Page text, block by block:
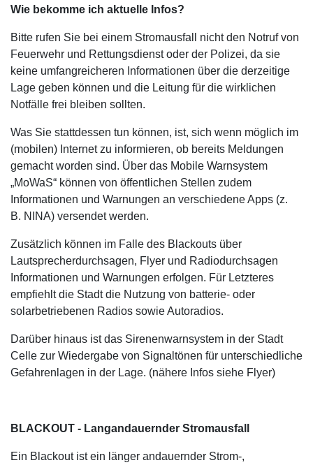
Wie bekomme ich aktuelle Infos?
Bitte rufen Sie bei einem Stromausfall nicht den Notruf von
Feuerwehr und Rettungsdienst oder der Polizei, da sie
keine umfangreicheren Informationen über die derzeitige
Lage geben können und die Leitung für die wirklichen
Notfälle frei bleiben sollten.
Was Sie stattdessen tun können, ist, sich wenn möglich im
(mobilen) Internet zu informieren, ob bereits Meldungen
gemacht worden sind. Über das Mobile Warnsystem
„MoWaS“ können von öffentlichen Stellen zudem
Informationen und Warnungen an verschiedene Apps (z.
B. NINA) versendet werden.
Zusätzlich können im Falle des Blackouts über
Lautsprecherdurchsagen, Flyer und Radiodurchsagen
Informationen und Warnungen erfolgen. Für Letzteres
empfiehlt die Stadt die Nutzung von batterie- oder
solarbetriebenen Radios sowie Autoradios.
Darüber hinaus ist das Sirenenwarnsystem in der Stadt
Celle zur Wiedergabe von Signaltönen für unterschiedliche
Gefahrenlagen in der Lage. (nähere Infos siehe Flyer)
BLACKOUT - Langandauernder Stromausfall
Ein Blackout ist ein länger andauernder Strom-,